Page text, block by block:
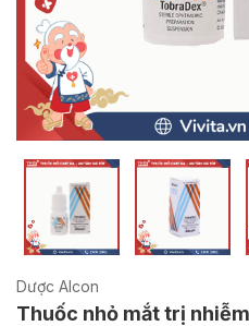
Dược Alcon
Thuốc nhỏ mắt trị